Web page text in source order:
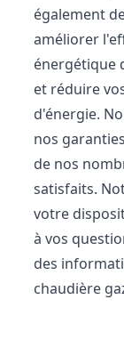
également
améliorer
énergétique
et réduire
d'énergie.
nos
de nos
satisfaits.
votre
à vos
des
chaudière